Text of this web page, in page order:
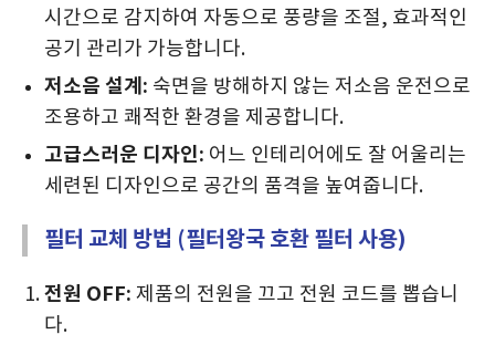
시간으로 감지하여 자동으로 풍량을 조절, 효과적인
공기 관리가 가능합니다.
저소음 설계: 숙면을 방해하지 않는 저소음 운전으로
조용하고 쾌적한 환경을 제공합니다.
고급스러운 디자인: 어느 인테리어에도 잘 어울리는
세련된 디자인으로 공간의 품격을 높여줍니다.
필터 교체 방법 (필터왕국 호환 필터 사용)
전원 OFF: 제품의 전원을 끄고 전원 코드를 뽑습니
다.